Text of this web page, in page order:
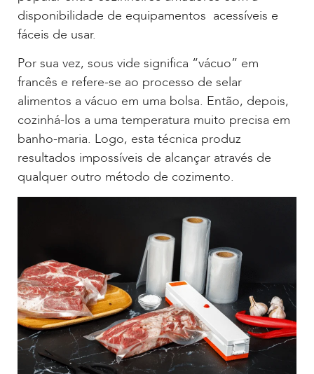
disponibilidade de equipamentos acessíveis e
fáceis de usar.
Por sua vez, sous vide significa “vácuo” em
francês e refere-se ao processo de selar
alimentos a vácuo em uma bolsa. Então, depois,
cozinhá-los a uma temperatura muito precisa em
banho-maria. Logo, esta técnica produz
resultados impossíveis de alcançar através de
qualquer outro método de cozimento.